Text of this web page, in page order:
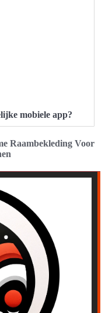
mobiele app?
Raambekleding Voor